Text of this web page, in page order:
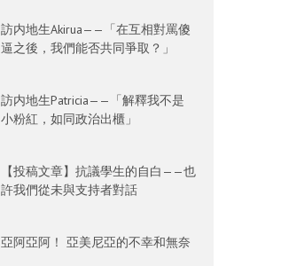
訪内地生Akirua——「在互相對罵傻
逼之後，我們能否共同爭取？」
訪内地生Patricia——「解釋我不是
小粉紅，如同政治出櫃」
【投稿文章】抗議學生的自白——也
許我們從未與支持者對話
亞阿亞阿！ 亞美尼亞的不幸和無奈